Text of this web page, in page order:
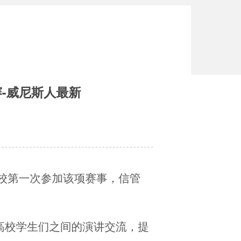
威尼斯人最新
第一次参加该项赛事，信管
学生们之间的演讲交流，提